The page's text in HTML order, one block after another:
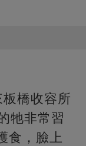
橋收容所
牠非常習
食，臉上